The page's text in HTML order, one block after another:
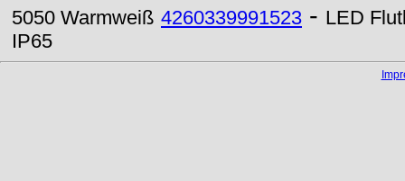
5050 Warmweiß 4260339991523 - LED
IP65